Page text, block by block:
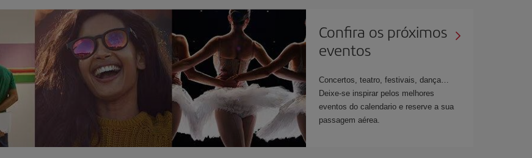
Confira os próximos
eventos
Concertos, teatro, festivais, dança…
Deixe-se inspirar pelos melhores
eventos do calendario e reserve a sua
passagem aérea.